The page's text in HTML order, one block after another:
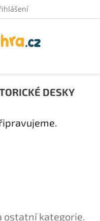
DESKY
ostatní kategorie.